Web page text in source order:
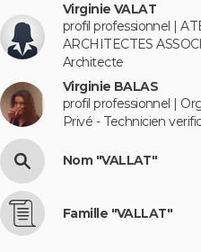
Virginie VALAT
profil professionnel |
ARCHITECTES
Architecte
Virginie BALAS
profil professionnel |
Privé - Technicien
Nom "VALLAT"
Famille "VALLAT"